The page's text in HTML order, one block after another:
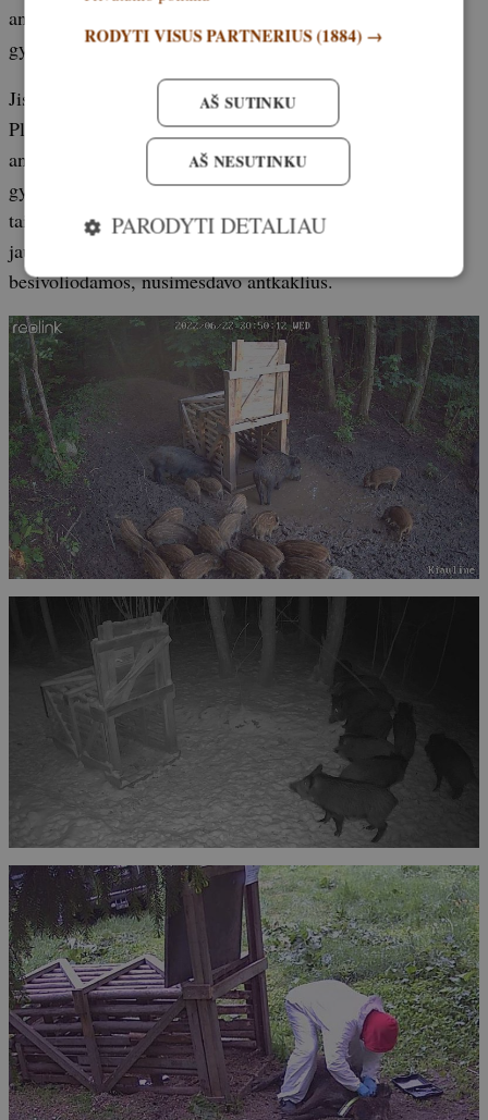
antkaklį, aktyvini jį ir paleidi“, – pasakojo veterinarijos
gydytojas.
Jis pridūrė, kad tam tikrų sunkumų kėlė šernų anatomija.
Pleišto formos galva ir stambus kaklas nėra tinkami
antkakliui nešioti. Gana dažnai, trindamiesi į medžius,
gyvūnai nusimesdavo siųstuvą su antkakliu. Ypač dažnai
taip nutikdavo šernų patelėms, kurios, atsivedusios
jauniklius, suliesėdavo ir, besimaudydamos balose bei
besivoliodamos, nusimesdavo antkaklius.
RODYTI VISUS PARTNERIUS(1884) →
AŠ SUTINKU
AŠ NESUTINKU
PARODYTI DETALIAU